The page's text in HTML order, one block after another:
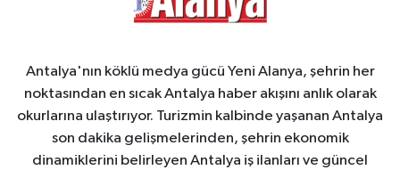
Antalya'nın köklü medya gücü Yeni Alanya, şehrin her
noktasından en sıcak Antalya haber akışını anlık olarak
okurlarına ulaştırıyor. Turizmin kalbinde yaşanan Antalya
son dakika gelişmelerinden, şehrin ekonomik
dinamiklerini belirleyen Antalya iş ilanları ve güncel